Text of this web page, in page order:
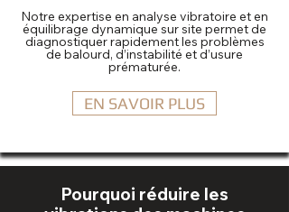
Notre expertise en analyse vibratoire et en
équilibrage dynamique sur site permet de
diagnostiquer rapidement les problèmes
de balourd, d’instabilité et d’usure
prématurée.
EN SAVOIR PLUS
Pourquoi réduire les